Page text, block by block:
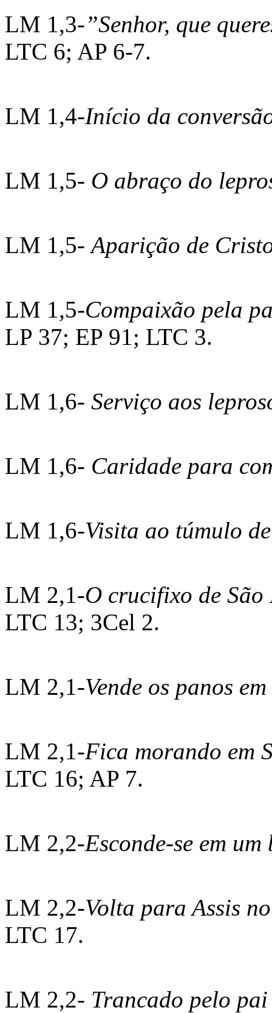
LM 1,3-”Senhor, que
LTC 6; AP 6-7.
LM 1,4-Início da
LM 1,5- O abraço do
LM 1,5- Aparição de
LM 1,5-Compaixão pela
LP 37; EP 91; LTC 3.
LM 1,6- Serviço aos
LM 1,6- Caridade para
LM 1,6-Visita ao túmulo
LM 2,1-O crucifixo de
LTC 13; 3Cel 2.
LM 2,1-Vende os panos
LM 2,1-Fica morando em
LTC 16; AP 7.
LM 2,2-Esconde-se em
LM 2,2-Volta para Assis
LTC 17.
LM 2,2- Trancado pelo